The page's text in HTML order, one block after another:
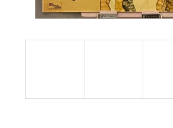
MARTIN KRATOCHVÍL & JAZZ Q ‎–
HODOKVAS (FEASTING) LP